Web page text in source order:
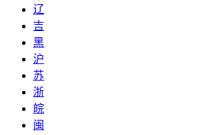
辽
吉
黑
沪
苏
浙
皖
闽